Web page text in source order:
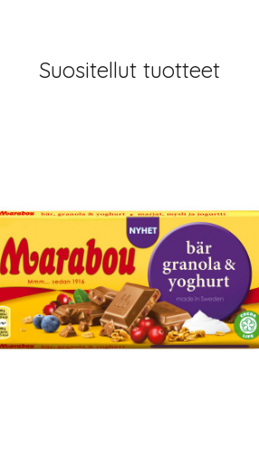
Suositellut tuotteet